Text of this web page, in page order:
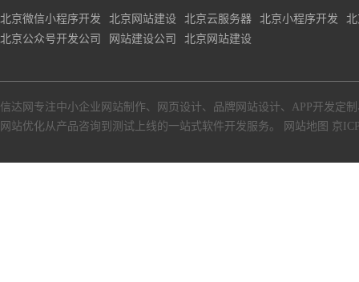
北京微信小程序开发 北京网站建设 北京云服务器 北京小程序开发
北京公众号开发公司
网站建设公司 北京网站建设
信达网专注中小企业网站制作、 网页设计、 品牌网站设计、 APP开发定制
网站优化从产品咨询到测试上线的一站式软件开发服务。
网站地图 京